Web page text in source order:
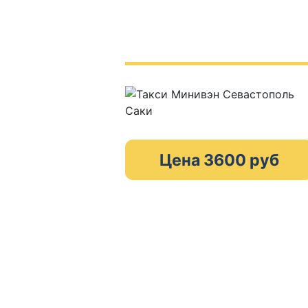
Цена 3600 руб